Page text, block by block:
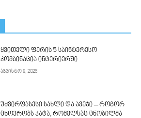
ყვითელი ფერის 5 საინტერესო
კომბინაცია ინტერიერში
აგვისტო 8, 2026
უძვირფასესი სახლი და ავეჯი – როგორ
ცხოვრობს კატა, რომელსაც ცნობილმა